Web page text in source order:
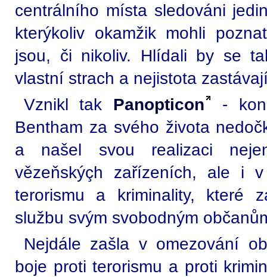
centrálního místa sledováni
kterýkoliv okamžik mohli
jsou, či nikoliv. Hlídali by se
vlastní strach a nejistota
Vznikl tak Panopticon
-
Bentham za svého života
a našel svou realizaci
vězeňskýçh zařízeních, ale i
terorismu a kriminality, které
službu svým svobodným
Nejdále zašla v omezování
boje proti terorismu a proti